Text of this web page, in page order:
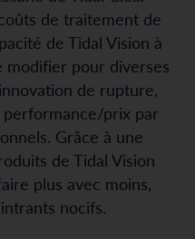
de traitement de
de Tidal Vision à
modifier pour diverses
de rupture,
prix par
Grâce à une
de Tidal Vision
plus avec moins,
nocifs.